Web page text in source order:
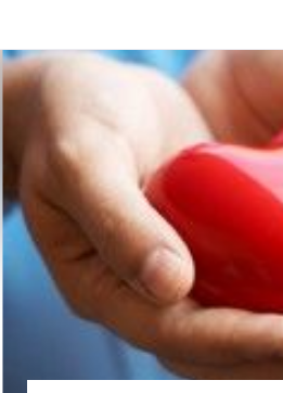
© Copyright: